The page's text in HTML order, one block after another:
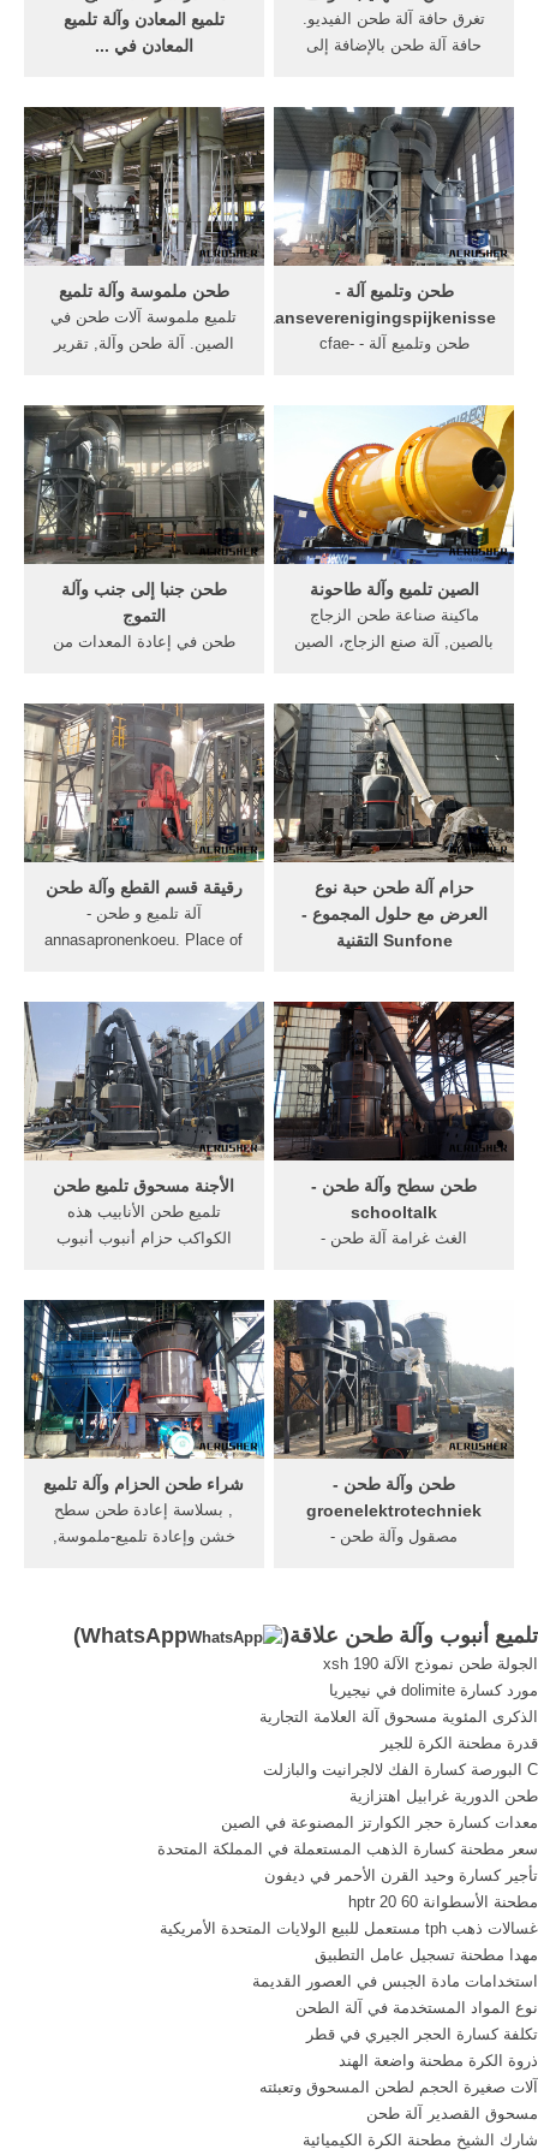
تلميع المعادن وآلة تلميع
المعادن في ...
المعادن ومنتجات آلة تلميع
المعادن بأفضل الأسعار في
Alibaba. ... المعادن الرملي
تلميع أنبوب صلب ... P-1 فحص
المعادن المعادن عينة طحن
تلميع ...
تغرق حافة آلة طحن الفيديو.
حافة آلة طحن بالإضافة إلى
بسيطة بسعر رخيص آلة تلميع
حافة الجرانيت لا تفعل فقط
حواف يمكن أيضا تحديد
الخطوط وتلميعها على السطح
-تغرق حافة آلة ...
طحن ملموسة وآلة تلميع
تلميع ملموسة آلات طحن في
الصين. آلة طحن وآلة, تقرير
في سيدني, تستخدم آلة تلميع
كويوفانورمان ملموسة تلميع
آلة تأجير، آلات طحن ملموسة
للبيع, ماكينة تلميع ألواح
الجرانيت .
طحن وتلميع آلة -
spaanseverenigingspijkenisse
طحن وتلميع آلة - cfae-
الوظائف حجر تلميع قطع الآلة
أساسا إلى الملف و تلميع
مستقيم و منحني حافة و سطح
الحجر لوح. اتصل بالمورد
طحن جنبا إلى جنب وآلة
التموج
طحن في إعادة المعدات من
الاطارات وآلة آلة طحن
الاطارات us $10000-100000
وحدة 1 آلة طحن المطاط
المصنع من نفايات الإطارات
وحدة طحن إعادة تدوير النف
...
الصين تلميع وآلة طاحونة
ماكينة صناعة طحن الزجاج
بالصين, آلة صنع الزجاج، الصين
وآلة تلميع .
رقيقة قسم القطع وآلة طحن
آلة تلميع و طحن -
annasapronenkoeu. Place of
الحجرية الدردشة على الانترنت
تلميع وآلة طحن - ecocharm
اللف آلة طحن تلميع المحمولة
طحن و اللف آلة عام, [More/
أكثر]
حزام آلة طحن حبة نوع
العرض مع حلول المجموع -
Sunfone التقنية
عبارة عن مطحنة أنابيب tig تم
تصنيعها للمشتري الياباني مع
مصنع في تايلاند. إنها مورد
toyota ، وبالتالي ، تم طلب
مطحنة أنابيب عالية الجودة
لتلبية المعايير العالية لعملائها.
الأجنة مسحوق تلميع طحن
تلميع طحن الأنابيب هذه
الكواكب حزام أنبوب أنبوب
تلميع. ... آلة طحن وتلميع
Jinan Hensgrand يو تشو.
الدردشة مع المبيعات » الكلمة
طحن وآلة تلميعuszhigou ...
طحن سطح وآلة طحن -
schooltalk
الغث غرامة آلة طحن -
كسارة البنتونيت سحق الآلات
دليل آلة تلميع آلة تلميع, الكلمة
طحن وآلة صناعة البلاط آلة
طحن, اقرأ أكثر في كندا حجر
سحق آلات .
شراء طحن الحزام وآلة تلميع
, بسلاسة إعادة طحن سطح
خشن وإعادة تلميع-ملموسة,
araheasia. تريد تجهيز مراكز
طحن وآلة طحن -
groenelektrotechniek
مصقول وآلة طحن -
وآلة ورقة صقل, المقاوم للصدأ
مرآة أنبوب آلة طحن تلميع,
إيزومي آلة طحن - linda-
massageeu [More/أكثر]
تلميع أنبوب وآلة طحن علاقة( WhatsApp
)
الجولة طحن نموذج الآلة xsh 190
مورد كسارة dolimite في نيجيريا
الذكرى المئوية مسحوق آلة العلامة التجارية
قدرة مطحنة الكرة للجير
C البورصة كسارة الفك لالجرانيت والبازلت
طحن الدورية غرابيل اهتزازية
معدات كسارة حجر الكوارتز المصنوعة في الصين
سعر مطحنة كسارة الذهب المستعملة في المملكة المتحدة
تأجير كسارة وحيد القرن الأحمر في ديفون
مطحنة الأسطوانة hptr 20 60
غسالات ذهب tph مستعمل للبيع الولايات المتحدة الأمريكية
مهدا مطحنة تسجيل عامل التطبيق
استخدامات مادة الجبس في العصور القديمة
نوع المواد المستخدمة في آلة الطحن
تكلفة كسارة الحجر الجيري في قطر
ذروة الكرة مطحنة واضعة الهند
آلات صغيرة الحجم لطحن المسحوق وتعبئته
مسحوق القصدير آلة طحن
شارك الشيخ مطحنة الكرة الكيميائية